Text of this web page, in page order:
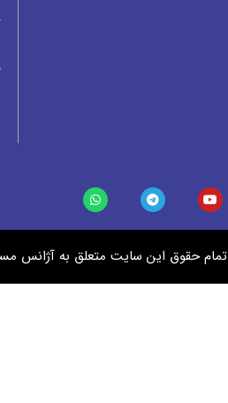
تمام حقوق این سایت متعلق به آژانس